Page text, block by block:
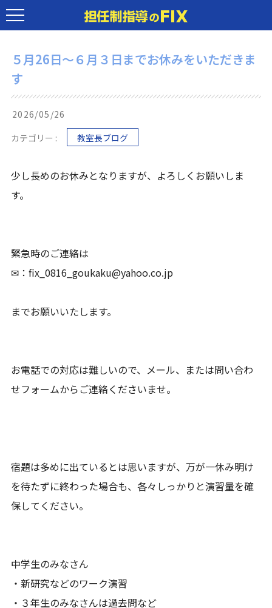
５月26日～６月３日までお休みをいただきま
す
2026/05/26
カテゴリー :
教室長ブログ
少し長めのお休みとなりますが、よろしくお願いしま
す。
緊急時のご連絡は
✉：fix_0816_goukaku@yahoo.co.jp
までお願いいたします。
お電話での対応は難しいので、メール、または問い合わ
せフォームからご連絡くださいませ。
宿題は多めに出ているとは思いますが、万が一休み明け
を待たずに終わった場合も、各々しっかりと演習量を確
保してください。
中学生のみなさん
・新研究などのワーク演習
・３年生のみなさんは過去問など